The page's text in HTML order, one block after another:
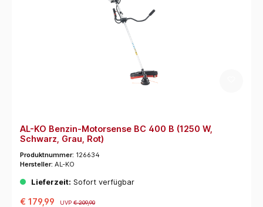
AL-KO Benzin-Motorsense BC 400 B (1250 W,
Schwarz, Grau, Rot)
Produktnummer: 126634
Hersteller: AL-KO
Lieferzeit: Sofort verfügbar
€ 179,99 UVP€ 209,90